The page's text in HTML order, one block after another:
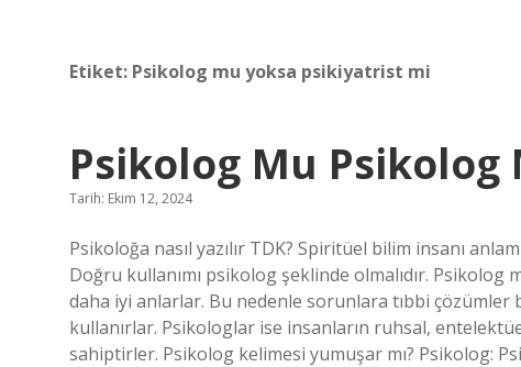
Etiket: Psikolog mu yoksa psikiyatrist mi
Psikolog Mu Psikolog
Tarih: Ekim 12, 2024
Psikoloğa nasıl yazılır TDK? Spiritüel bilim insanı
Doğru kullanımı psikolog şeklinde olmalıdır.
daha iyi anlarlar. Bu nedenle sorunlara tıbbi çözümler
kullanırlar. Psikologlar ise insanların ruhsal,
sahiptirler. Psikolog kelimesi yumuşar mı? Psikolog: